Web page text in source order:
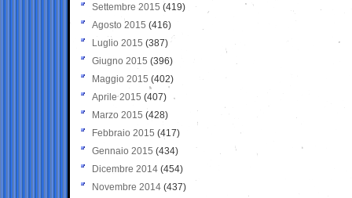
Settembre 2015 (419)
Agosto 2015 (416)
Luglio 2015 (387)
Giugno 2015 (396)
Maggio 2015 (402)
Aprile 2015 (407)
Marzo 2015 (428)
Febbraio 2015 (417)
Gennaio 2015 (434)
Dicembre 2014 (454)
Novembre 2014 (437)